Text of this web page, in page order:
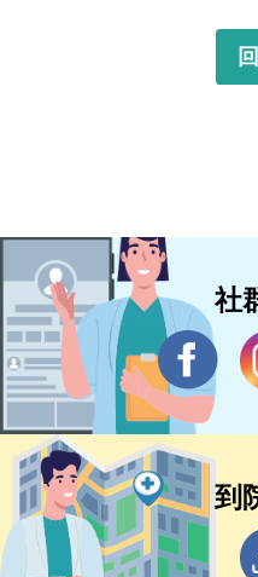
社
到